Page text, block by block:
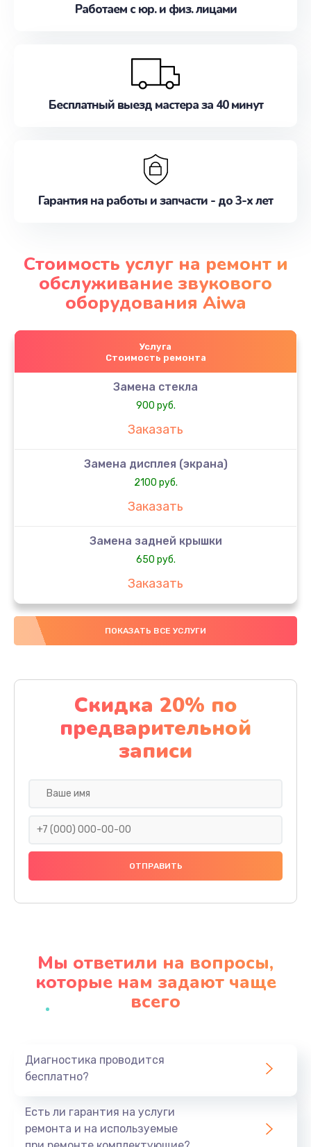
Работаем с юр. и физ. лицами
Бесплатный выезд мастера за 40 минут
Гарантия на работы и запчасти - до 3-х лет
Стоимость услуг на ремонт и
обслуживание звукового
оборудования Aiwa
Услуга
Стоимость ремонта
Замена стекла
900 руб.
Заказать
Замена дисплея (экрана)
2100 руб.
Заказать
Замена задней крышки
650 руб.
Заказать
Замена аккумулятора
4000 руб.
Замена материнской платы
1100 руб.
Заказать
Замена праймера
1000 руб.
Заказать
Профилактическая чистка
Заказать
ПОКАЗАТЬ ВСЕ УСЛУГИ
Скидка 20% по
предварительной
записи
Мы ответили на вопросы,
которые нам задают чаще
всего
Диагностика проводится
бесплатно?
Есть ли гарантия на услуги
ремонта и на используемые